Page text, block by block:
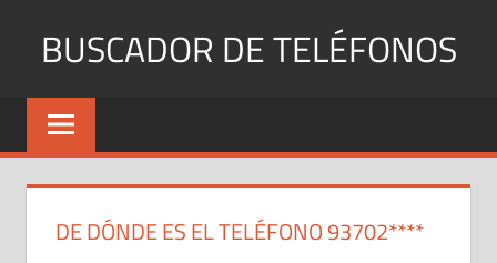
BUSCADOR DE TELÉFONOS
Identifica
Números
y
DE DÓNDE ES EL TELÉFONO 93702****